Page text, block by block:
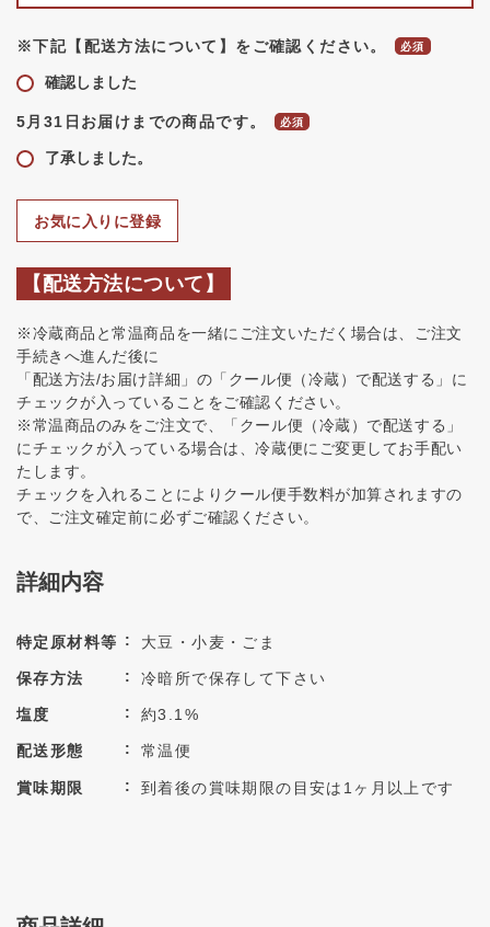
※下記【配送方法について】をご確認ください。
確認しました
5月31日お届けまでの商品です。
了承しました。
お気に入りに登録
【配送方法について】
※冷蔵商品と常温商品を一緒にご注文いただく場合は、ご注文
手続きへ進んだ後に
「配送方法/お届け詳細」の「クール便（冷蔵）で配送する」に
チェックが入っていることをご確認ください。
※常温商品のみをご注文で、「クール便（冷蔵）で配送する」
にチェックが入っている場合は、冷蔵便にご変更してお手配い
たします。
チェックを入れることによりクール便手数料が加算されますの
で、ご注文確定前に必ずご確認ください。
詳細内容
特定原材料等 大豆・小麦・ごま
保存方法 冷暗所で保存して下さい
塩度 約3.1%
配送形態 常温便
賞味期限 到着後の賞味期限の目安は1ヶ月以上です